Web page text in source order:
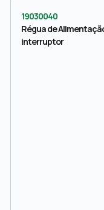
19030040
Régua de
interruptor